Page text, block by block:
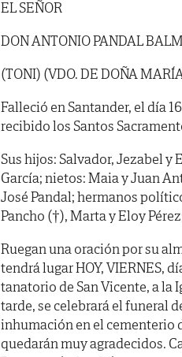
EL SEÑOR
DON ANTONIO PANDAL
(TONI) (VDO. DE DOÑA
Falleció en Santander, el día
recibido los Santos
Sus hijos: Salvador, Jezabel
García; nietos: Maia y Juan
José Pandal; hermanos
Pancho (†), Marta y Eloy
Ruegan una oración por su
tendrá lugar HOY, VIERNES,
tanatorio de San Vicente, a la
tarde, se celebrará el funeral
inhumación en el cementerio
quedarán muy agradecidos.